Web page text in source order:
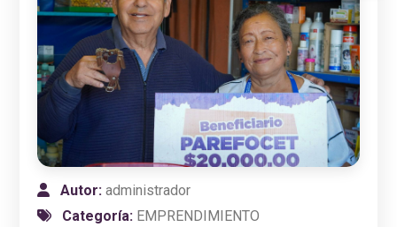
Autor:administrador
Categoría: EMPRENDIMIENTO